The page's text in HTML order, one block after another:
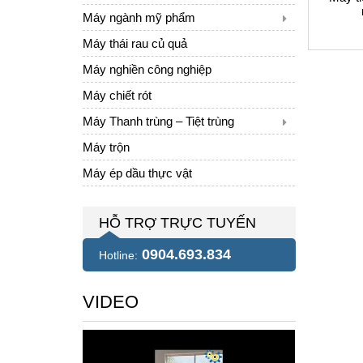
Máy ngành mỹ phẩm
Máy thái rau củ quả
Máy nghiền công nghiệp
Máy chiết rót
Máy Thanh trùng – Tiệt trùng
Máy trộn
Máy ép dầu thực vật
HỖ TRỢ TRỰC TUYẾN
Hotline: 0904.693.834
VIDEO